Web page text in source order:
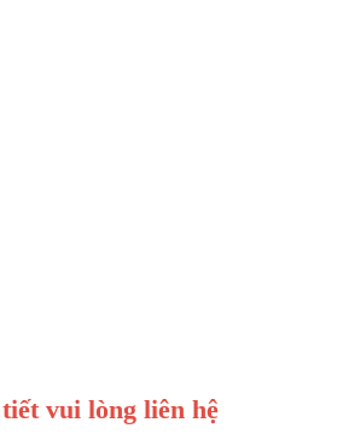
vui lòng liên hệ